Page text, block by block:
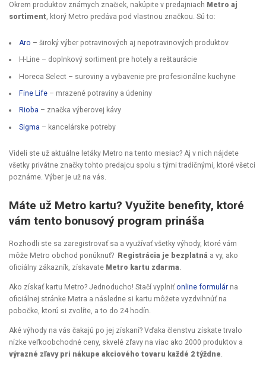
Okrem produktov známych značiek, nakúpite v predajniach Metro aj
sortiment, ktorý Metro predáva pod vlastnou značkou. Sú to:
Aro – široký výber potravinových aj nepotravinových produktov
H-Line – doplnkový sortiment pre hotely a reštaurácie
Horeca Select – suroviny a vybavenie pre profesionálne kuchyne
Fine Life – mrazené potraviny a údeniny
Rioba – značka výberovej kávy
Sigma – kancelárske potreby
Videli ste už aktuálne letáky Metro na tento mesiac? Aj v nich nájdete
všetky privátne značky tohto predajcu spolu s tými tradičnými, ktoré všetci
poznáme. Výber je už na vás.
Máte už Metro kartu? Využite benefity, ktoré
vám tento bonusový program prináša
Rozhodli ste sa zaregistrovať sa a využívať všetky výhody, ktoré vám
môže Metro obchod ponúknuť?
Registrácia je bezplatná a vy, ako
oficiálny zákazník, získavate Metro kartu zdarma.
Ako získať kartu Metro? Jednoducho! Stačí vyplniťonline formulár na
oficiálnej stránke Metra a následne si kartu môžete vyzdvihnúť na
pobočke, ktorú si zvolíte, a to do 24 hodín.
Aké výhody na vás čakajú po jej získaní? Vďaka členstvu získate trvalo
nízke veľkoobchodné ceny, skvelé zľavy na viac ako 2000 produktov a
výrazné zľavy pri nákupe akciového tovaru každé 2 týždne.